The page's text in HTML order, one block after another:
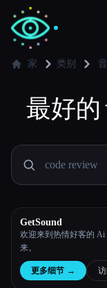
✍️写作者
💻
博客
家 类别
最好的
GetSound
欢迎来到热情好客的 Ai
来。
更多细节 →